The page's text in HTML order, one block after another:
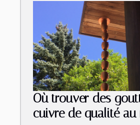
Où trouver des
cuivre de qualité au